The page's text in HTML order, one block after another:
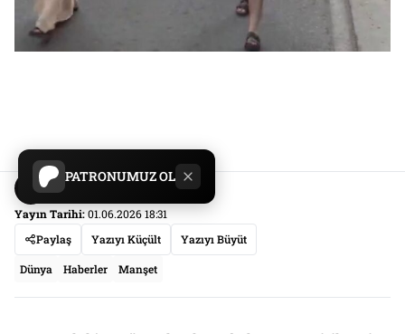
PATRONUMUZ OL
Serbestiyet
Yayın Tarihi:01.06.2026 18:31
Paylaş
Yazıyı Küçült Yazıyı Büyüt
Dünya Haberler Manşet